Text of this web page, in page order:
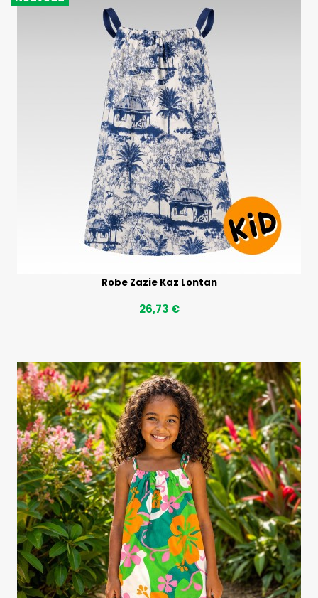
Robe Zazie Kaz Lontan
26,73 €